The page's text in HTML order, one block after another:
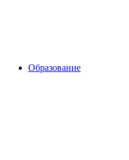
Образование